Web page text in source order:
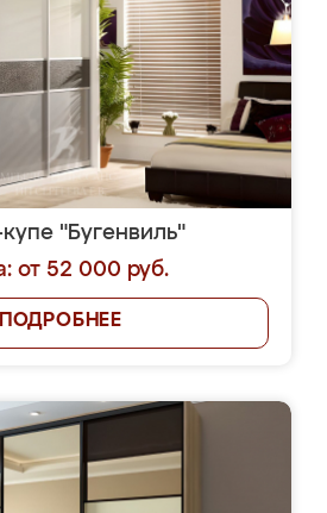
"Бугенвиль"
от 52 000 руб.
ПОДРОБНЕЕ